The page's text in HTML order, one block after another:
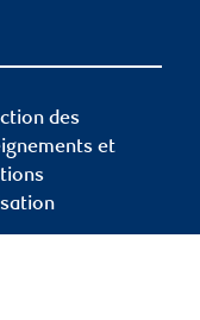
des
et